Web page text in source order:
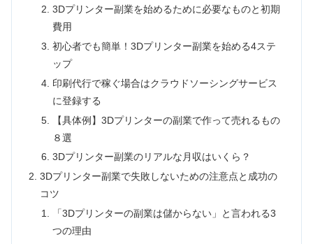
3Dプリンター副業を始めるために必要なものと初期
費用
初心者でも簡単！3Dプリンター副業を始める4ステ
ップ
印刷代行で稼ぐ場合はクラウドソーシングサービス
に登録する
【具体例】3Dプリンターの副業で作って売れるもの
８選
3Dプリンター副業のリアルな月収はいくら？
3Dプリンター副業で失敗しないための注意点と成功の
コツ
「3Dプリンターの副業は儲からない」と言われる3
つの理由